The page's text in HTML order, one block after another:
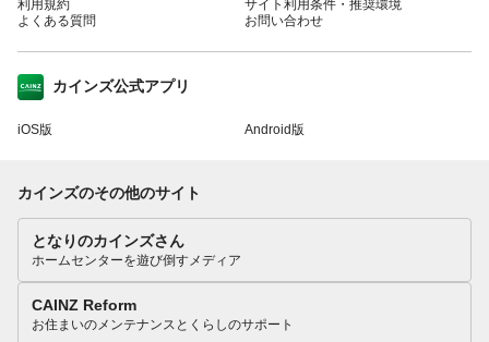
利用規約
よくある質問
サイト利用条件・推奨環境
お問い合わせ
カインズ公式アプリ
iOS版 Android版
カインズのその他のサイト
となりのカインズさん
ホームセンターを遊び倒すメディア
CAINZ Reform
お住まいのメンテナンスとくらしのサポート